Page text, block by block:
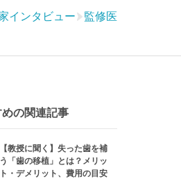
インタビュー 監修医
めの関連記事
【教授に聞く】失った歯を補
う「歯の移植」とは？メリッ
ト・デメリット、費用の目安